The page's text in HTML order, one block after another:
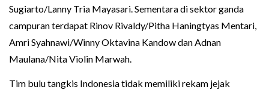
Sugiarto/Lanny Tria Mayasari. Sementara di sektor ganda
campuran terdapat Rinov Rivaldy/Pitha Haningtyas Mentari,
Amri Syahnawi/Winny Oktavina Kandow dan Adnan
Maulana/Nita Violin Marwah.
Tim bulu tangkis Indonesia tidak memiliki rekam jejak